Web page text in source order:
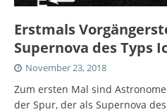
Erstmals
Supernova des Typs
November 23, 2018
Zum ersten Mal sind
der Spur, der als Supernova